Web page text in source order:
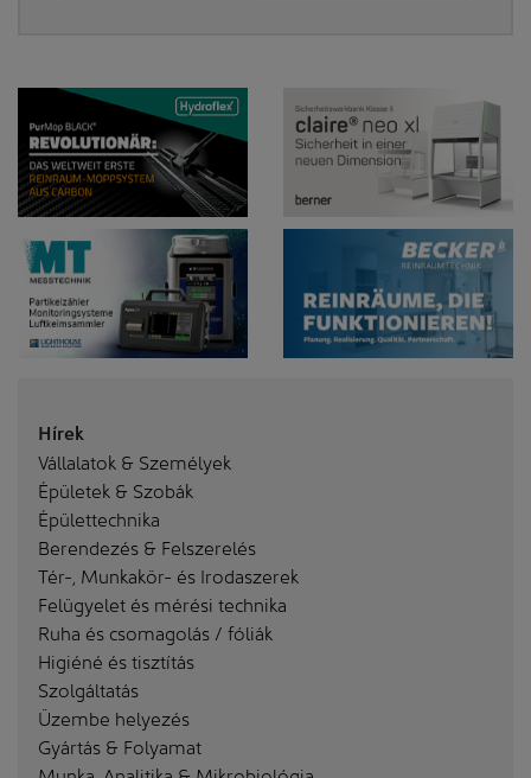
Hírek
Vállalatok & Személyek
Épületek & Szobák
Épülettechnika
Berendezés & Felszerelés
Tér-, Munkakör- és Irodaszerek
Felügyelet és mérési technika
Ruha és csomagolás / fóliák
Higiéné és tisztítás
Szolgáltatás
Üzembe helyezés
Gyártás & Folyamat